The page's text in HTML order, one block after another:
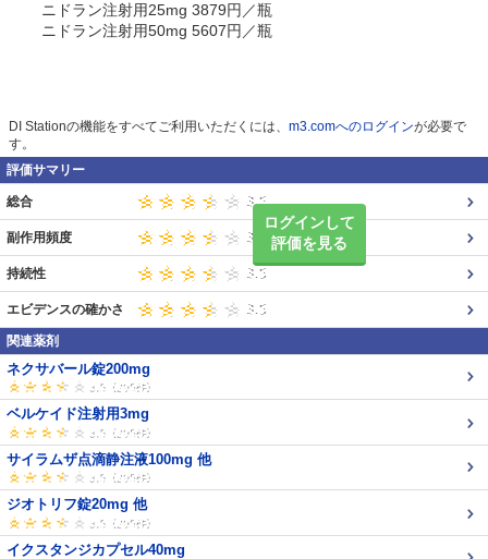
ニドラン注射用25mg 3879円／瓶
ニドラン注射用50mg 5607円／瓶
DI Stationの機能をすべてご利用いただくには、 m3.comへのログインが必要で
す。
評価サマリー
ログインして
評価を見る
総合
副作用頻度
持続性
エビデンスの確かさ
関連薬剤
ネクサバール錠200mg
ベルケイド注射用3mg
サイラムザ点滴静注液100mg 他
ジオトリフ錠20mg 他
イクスタンジカプセル40mg